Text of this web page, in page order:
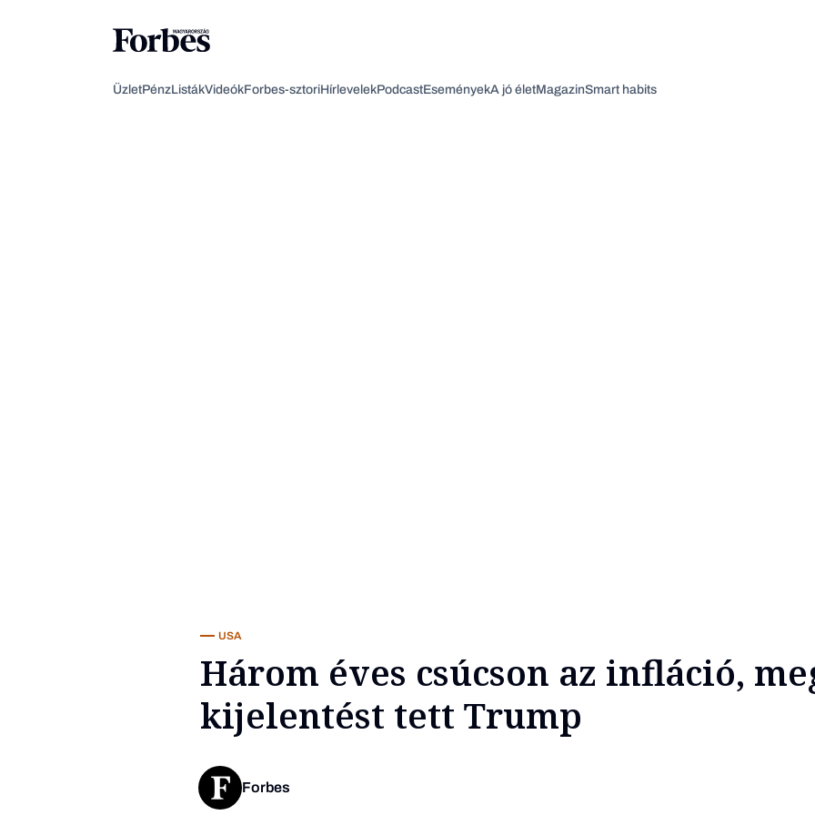
ÜzletPénzListákVideókForbes-sztoriHírlevelekPodcastEseményekA jó életMagazinSmart habits
USA
Három éves csúcson az infláció,
kijelentést tett Trump
Forbes